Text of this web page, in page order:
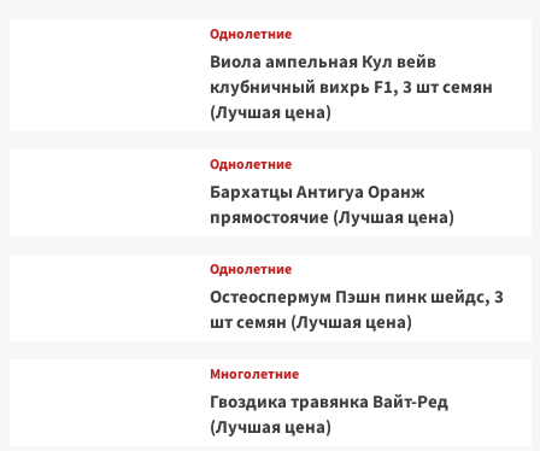
Однолетние
Виола ампельная Кул вейв
клубничный вихрь F1, 3 шт семян
(Лучшая цена)
Однолетние
Бархатцы Антигуа Оранж
прямостоячие (Лучшая цена)
Однолетние
Остеоспермум Пэшн пинк шейдс, 3
шт семян (Лучшая цена)
Многолетние
Гвоздика травянка Вайт-Ред
(Лучшая цена)